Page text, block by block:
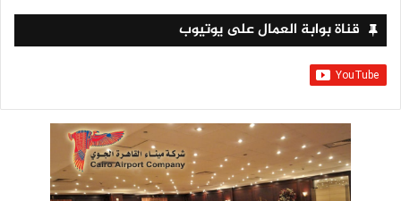
قناة بوابة العمال على يوتيوب